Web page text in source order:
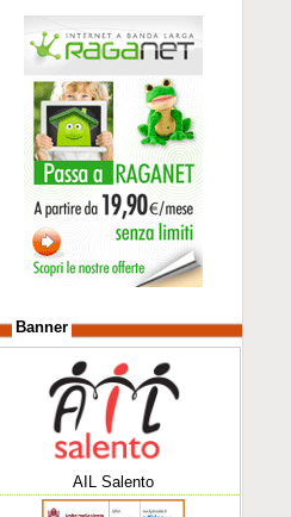
Banner
AIL Salento